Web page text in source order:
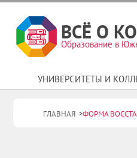
ВСЁ О
Образование в
УНИВЕРСИТЕТЫ И
ГЛАВНАЯ ФОРМА